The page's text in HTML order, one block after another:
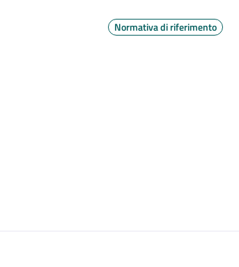
Normativa di riferimento